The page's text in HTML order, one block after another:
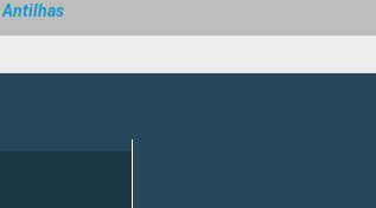
Antilhas